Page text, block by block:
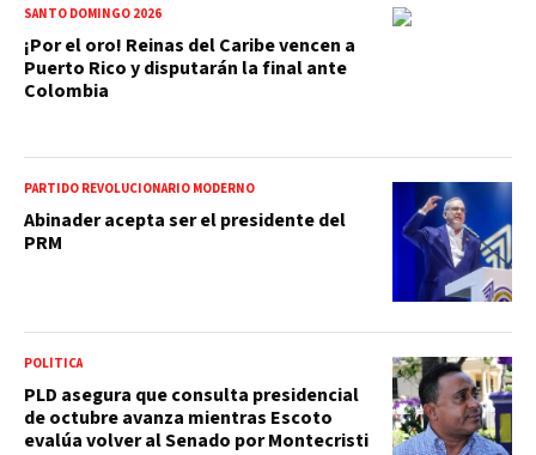
SANTO DOMINGO 2026
¡Por el oro! Reinas del Caribe vencen a
Puerto Rico y disputarán la final ante
Colombia
PARTIDO REVOLUCIONARIO MODERNO
Abinader acepta ser el presidente del
PRM
POLÍTICA
PLD asegura que consulta presidencial
de octubre avanza mientras Escoto
evalúa volver al Senado por Montecristi